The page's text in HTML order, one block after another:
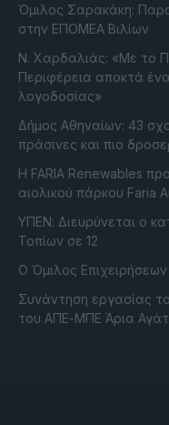
Όμιλος Σαρακάκη:
στην ΕΠΟΜΕΑ Βιλίων
Ν. Χαρδαλιάς: «Με το
Περιφέρεια αποκτά
λογοδοσίας»
Δήμος Αθηναίων: 43
πράσινες και πιο
Η FARIA Renewables
αιολικού πάρκου Faria
ΥΠΕΝ: Διευρύνεται ο
Τοπίων σε 12
O Όμιλος
Συνάντηση εργασίας
του ΑΠΕ-ΜΠΕ Άρια